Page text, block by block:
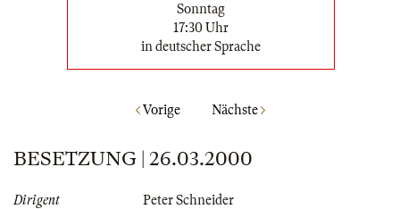
Sonntag
17:30 Uhr
in deutscher Sprache
Vorige Nächste
BESETZUNG | 26.03.2000
Dirigent
Peter Schneider